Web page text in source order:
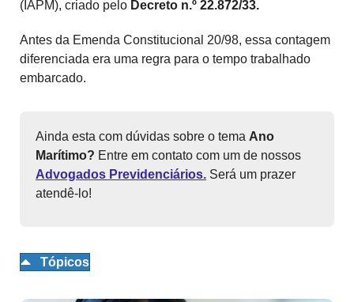
(IAPM), criado pelo Decreto n.º 22.872/33.
Antes da Emenda Constitucional 20/98, essa contagem
diferenciada era uma regra para o tempo trabalhado
embarcado.
Ainda esta com dúvidas sobre o tema Ano
Marítimo? Entre em contato com um de nossos
Advogados Previdenciários. Será um prazer
atendê-lo!
Tópicos